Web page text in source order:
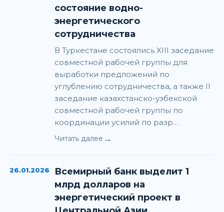
состояние водно-
энергетического
сотрудничества
В Туркестане состоялись XIII заседание
совместной рабочей группы для
выработки предложений по
углублению сотрудничества, а также II
заседание казахстанско-узбекской
совместной рабочей группы по
координации усилий по разр…
Читать далее →
26.01.2026
Всемирный банк выделит 1
млрд долларов на
энергетический проект в